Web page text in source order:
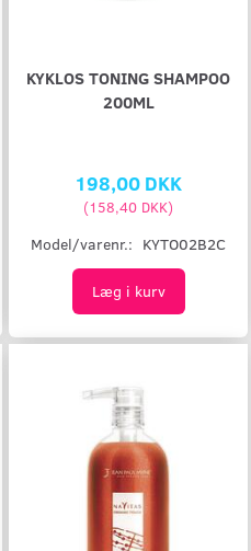
KYKLOS TONING SHAMPOO
200ML
198,00 DKK
(158,40 DKK)
Model/varenr.: KYTO02B2C
Læg i kurv